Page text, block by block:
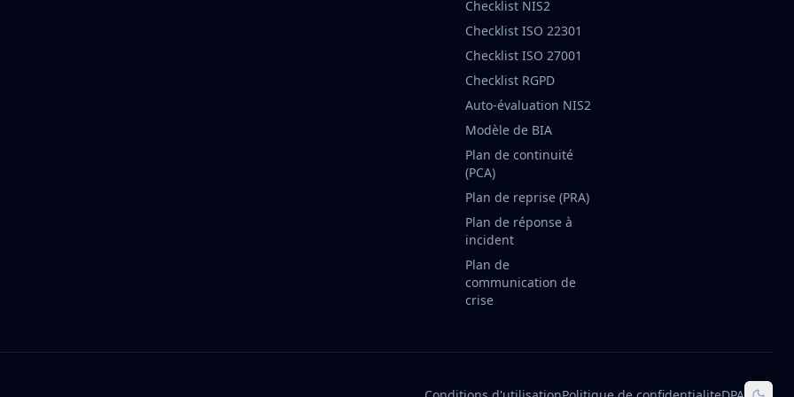
Checklist NIS2
Checklist ISO 22301
Checklist ISO 27001
Checklist RGPD
Auto-évaluation NIS2
Modèle de BIA
Plan de continuité
(PCA)
Plan de reprise (PRA)
Plan de réponse à
incident
Plan de
communication de
crise